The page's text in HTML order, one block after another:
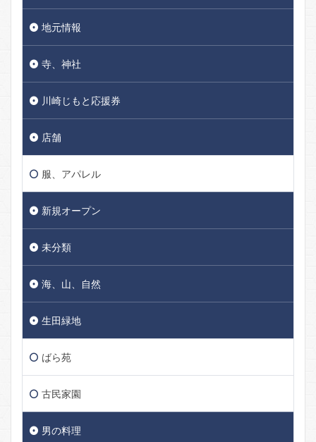
地元情報
寺、神社
川崎じもと応援券
店舗
服、アパレル
新規オープン
未分類
海、山、自然
生田緑地
ばら苑
古民家園
男の料理